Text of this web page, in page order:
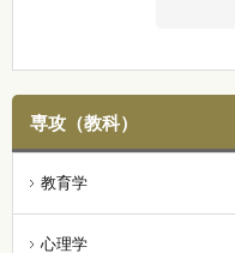
専攻（教科）
教育学
心理学